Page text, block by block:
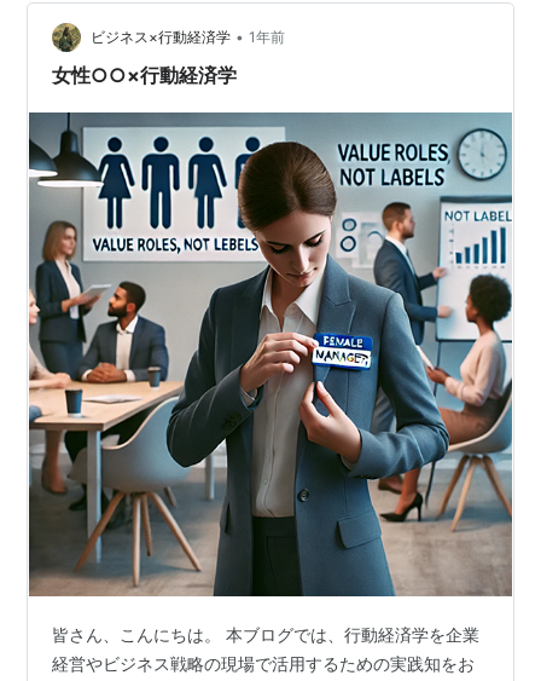
ビジネス×行動経済学 • 1年前
女性○○×行動経済学
皆さん、こんにちは。 本ブログでは、行動経済学を企業
経営やビジネス戦略の現場で活用するための実践知をお